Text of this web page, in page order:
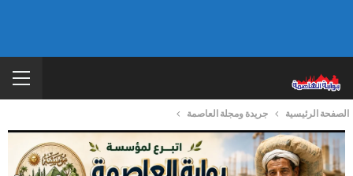
الصفحة الرئيسية جريدة ومجلة العاصمة